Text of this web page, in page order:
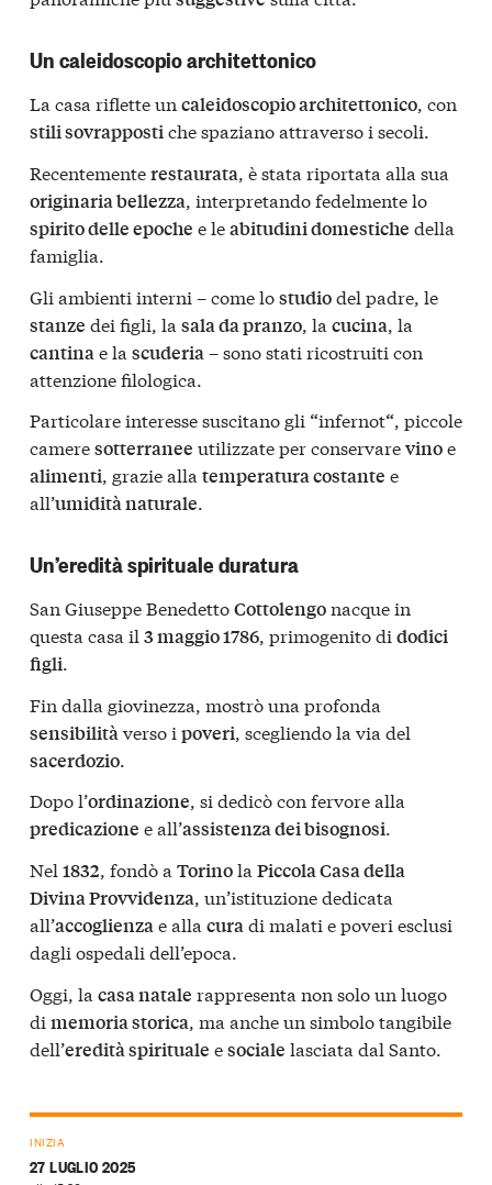
Un caleidoscopio architettonico
La casa riflette un caleidoscopio architettonico, con
stili sovrappostiche spaziano attraverso i secoli.
Recentementerestaurata, è stata riportata alla sua
originaria bellezza, interpretando fedelmente lo
spirito delle epoche e leabitudini domestiche della
famiglia.
Gli ambienti interni – come lostudiodel padre, le
stanze dei figli, la sala da pranzo , la cucina , la
cantina e la scuderia – sono stati ricostruiti con
attenzione filologica.
Particolare interesse suscitano gli “infernot“, piccole
cameresotterranee utilizzate per conservarevinoe
alimenti, grazie alla temperatura costante e
all’umidità naturale.
Un’eredità spirituale duratura
San Giuseppe BenedettoCottolengonacque in
questa casa il 3 maggio 1786, primogenito di dodici
figli.
Fin dalla giovinezza, mostrò una profonda
sensibilitàverso i poveri, scegliendo la via del
sacerdozio.
Dopo l’ordinazione, si dedicò con fervore alla
predicazione e all’assistenza dei bisognosi.
Nel 1832, fondò a Torinola Piccola Casa della
Divina Provvidenza, un’istituzione dedicata
all’accoglienzae alla curadi malati e poveri esclusi
dagli ospedali dell’epoca.
Oggi, la casa natale rappresenta non solo un luogo
di memoria storica, ma anche un simbolo tangibile
dell’eredità spirituale esociale lasciata dal Santo.
INIZIA
27 LUGLIO 2025